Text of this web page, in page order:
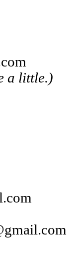
a little.)